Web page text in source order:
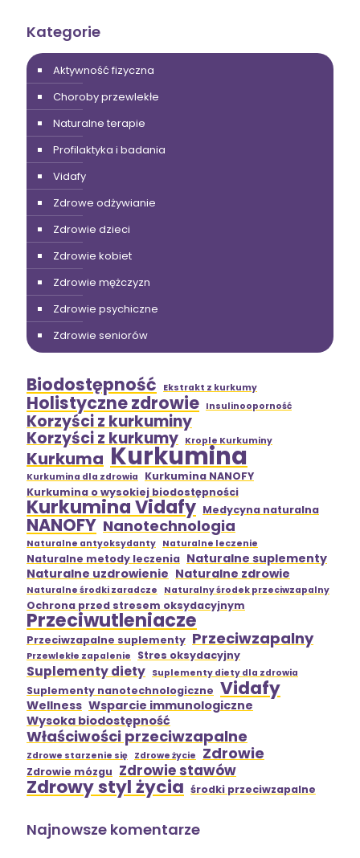
Kategorie
Aktywność fizyczna
Choroby przewlekłe
Naturalne terapie
Profilaktyka i badania
Vidafy
Zdrowe odżywianie
Zdrowie dzieci
Zdrowie kobiet
Zdrowie mężczyzn
Zdrowie psychiczne
Zdrowie seniorów
Biodostępność Ekstrakt z kurkumy
Holistyczne zdrowie Insulinooporność
Korzyści z kurkuminy
Korzyści z kurkumy Krople Kurkuminy
Kurkuma Kurkumina
Kurkumina dla zdrowia
Kurkumina NANOFY
Kurkumina o wysokiej biodostępności
Kurkumina Vidafy Medycyna naturalna
NANOFY Nanotechnologia
Naturalne antyoksydanty Naturalne leczenie
Naturalne metody leczenia Naturalne suplementy
Naturalne uzdrowienie Naturalne zdrowie
Naturalne środki zaradcze Naturalny środek przeciwzapalny
Ochrona przed stresem oksydacyjnym
Przeciwutleniacze
Przeciwzapalne suplementy Przeciwzapalny
Przewlekłe zapalenie Stres oksydacyjny
Suplementy diety Suplementy diety dla zdrowia
Suplementy nanotechnologiczne Vidafy
Wellness Wsparcie immunologiczne
Wysoka biodostępność
Właściwości przeciwzapalne
Zdrowe starzenie się Zdrowe życie Zdrowie
Zdrowie mózgu Zdrowie stawów
Zdrowy styl życia środki przeciwzapalne
Najnowsze komentarze